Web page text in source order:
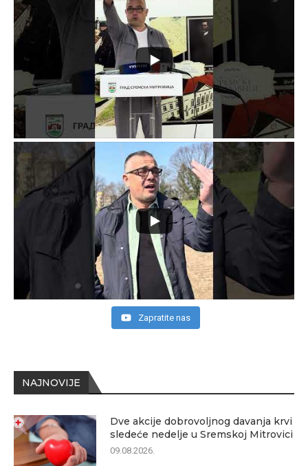
NAJNOVIJE
Dve akcije dobrovoljnog davanja krvi
sledeće nedelje u Sremskoj Mitrovici
09.08.2026.
Zapratite nas